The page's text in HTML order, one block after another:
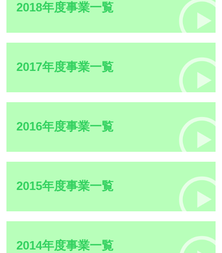
2018年度事業一覧
2017年度事業一覧
2016年度事業一覧
2015年度事業一覧
2014年度事業一覧